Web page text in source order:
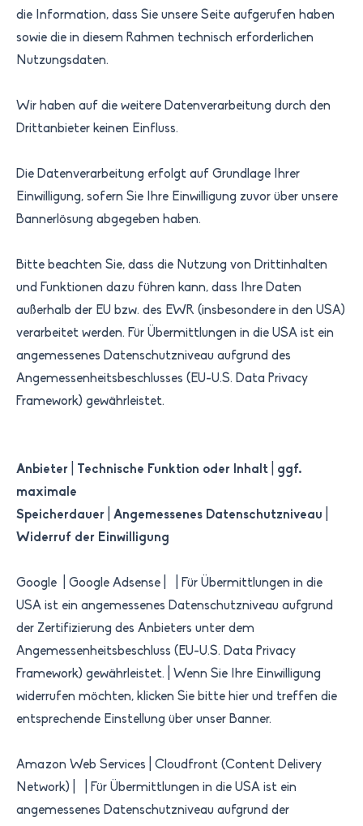
die Information, dass Sie unsere Seite aufgerufen haben
sowie die in diesem Rahmen technisch erforderlichen
Nutzungsdaten.
Wir haben auf die weitere Datenverarbeitung durch den
Drittanbieter keinen Einfluss.
Die Datenverarbeitung erfolgt auf Grundlage Ihrer
Einwilligung, sofern Sie Ihre Einwilligung zuvor über unsere
Bannerlösung abgegeben haben.
Bitte beachten Sie, dass die Nutzung von Drittinhalten
und Funktionen dazu führen kann, dass Ihre Daten
außerhalb der EU bzw. des EWR (insbesondere in den USA)
verarbeitet werden. Für Übermittlungen in die USA ist ein
angemessenes Datenschutzniveau aufgrund des
Angemessenheitsbeschlusses (EU-U.S. Data Privacy
Framework) gewährleistet.
Anbieter Technische Funktion oder Inhalt
ggf.
maximale
Speicherdauer
​Angemessenes Datenschutzniveau​
Widerruf der Einwilligung
Google | Google Adsense | | Für Übermittlungen in die
USA ist ein angemessenes Datenschutzniveau aufgrund
der Zertifizierung des Anbieters unter dem
Angemessenheitsbeschluss (EU-U.S. Data Privacy
Framework) gewährleistet.​ | Wenn Sie Ihre Einwilligung
widerrufen möchten, klicken Sie bitte hier und treffen die
entsprechende Einstellung über unser Banner.
Amazon Web Services | Cloudfront (Content Delivery
Network) | | ​Für Übermittlungen in die USA ist ein
angemessenes Datenschutzniveau aufgrund der